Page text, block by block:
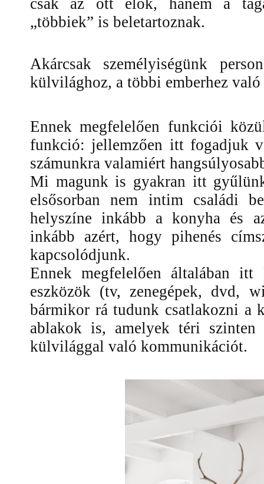
„többiek” is beletartoznak.
Akárcsak személyiségünk
külvilághoz, a többi emberhez
Ennek megfelelően funkciói
funkció: jellemzően itt fogadjuk
számunkra valamiért
Mi magunk is gyakran itt
elsősorban nem intim családi
helyszíne inkább a konyha és
inkább azért, hogy pihenés
kapcsolódjunk.
Ennek megfelelően általában
eszközök (tv, zenegépek, dvd,
bármikor rá tudunk csatlakozni a
ablakok is, amelyek téri szinten
külvilággal való kommunikációt.